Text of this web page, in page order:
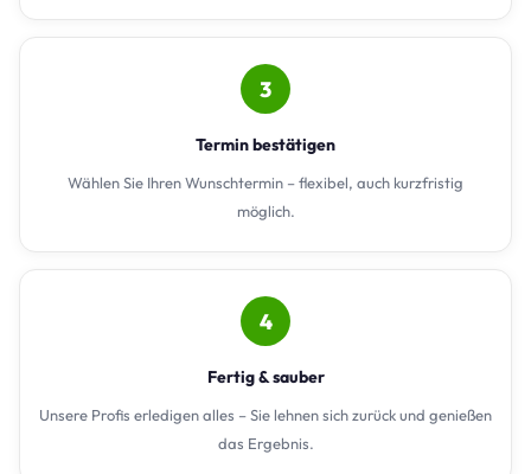
3
Termin bestätigen
Wählen Sie Ihren Wunschtermin – flexibel, auch kurzfristig
möglich.
4
Fertig & sauber
Unsere Profis erledigen alles – Sie lehnen sich zurück und genießen
das Ergebnis.